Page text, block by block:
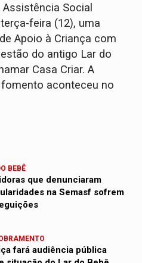
Social
feira (12), uma
Apoio à Criança com
do antigo Lar do
Casa Criar. A
aconteceu no
BEBÊ
que denunciaram
na Semasf sofrem
fará audiência pública